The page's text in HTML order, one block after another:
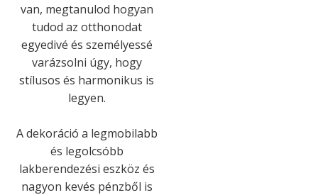
van, megtanulod hogyan
tudod az otthonodat
egyedivé és személyessé
varázsolni úgy, hogy
stílusos és harmonikus is
legyen.
A dekoráció a legmobilabb
és legolcsóbb
lakberendezési eszköz és
nagyon kevés pénzből is